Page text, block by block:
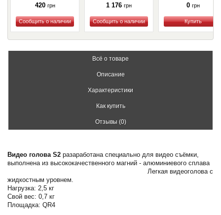
420 грн
Купить
1 176 грн
Купить
0 грн
Купить
Всё о товаре
Описание
Характеристики
Как купить
Отзывы (0)
Видео голова S2 разаработана специально для видео съёмки,
выполнена из высококачественного магний - алюминиевого сплава
Легкая видеоголова с
жидкостным уровнем.
Нагрузка: 2,5 кг
Свой вес: 0,7 кг
Площадка: QR4